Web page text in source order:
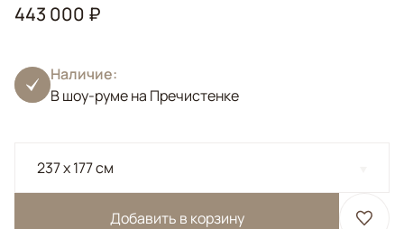
443 000 ₽
Наличие:
В шоу-руме на Пречистенке
237 x 177 см
Добавить в корзину